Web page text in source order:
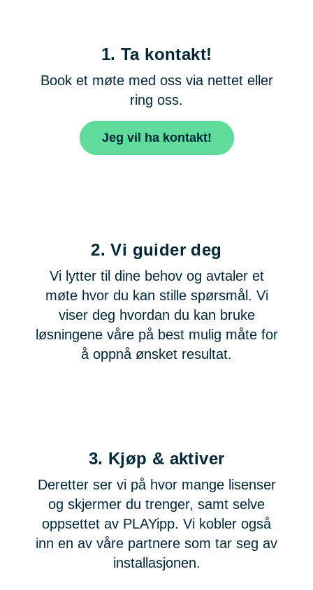
1. Ta kontakt!
Book et møte med oss via nettet eller
ring oss.
Jeg vil ha kontakt!
2. Vi guider deg
Vi lytter til dine behov og avtaler et
møte hvor du kan stille spørsmål. Vi
viser deg hvordan du kan bruke
løsningene våre på best mulig måte for
å oppnå ønsket resultat.
3. Kjøp & aktiver
Deretter ser vi på hvor mange lisenser
og skjermer du trenger, samt selve
oppsettet av PLAYipp. Vi kobler også
inn en av våre partnere som tar seg av
installasjonen.